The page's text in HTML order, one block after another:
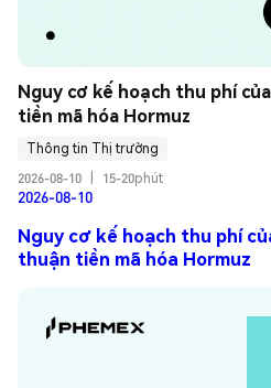
Nguy cơ kế hoạch thu phí
tiền mã hóa Hormuz
Thông tin Thị trường
2026-08-10
15-20phút
2026-08-10
Nguy cơ kế hoạch thu phí
thuận tiền mã hóa Hormuz